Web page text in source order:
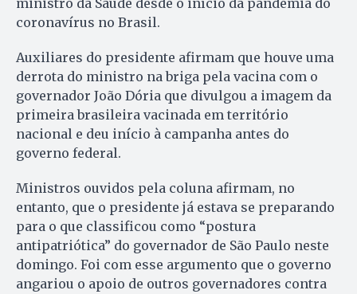
ministro da Saúde desde o início da pandemia do
coronavírus no Brasil.
Auxiliares do presidente afirmam que houve uma
derrota do ministro na briga pela vacina com o
governador João Dória que divulgou a imagem da
primeira brasileira vacinada em território
nacional e deu início à campanha antes do
governo federal.
Ministros ouvidos pela coluna afirmam, no
entanto, que o presidente já estava se preparando
para o que classificou como “postura
antipatriótica” do governador de São Paulo neste
domingo. Foi com esse argumento que o governo
angariou o apoio de outros governadores contra